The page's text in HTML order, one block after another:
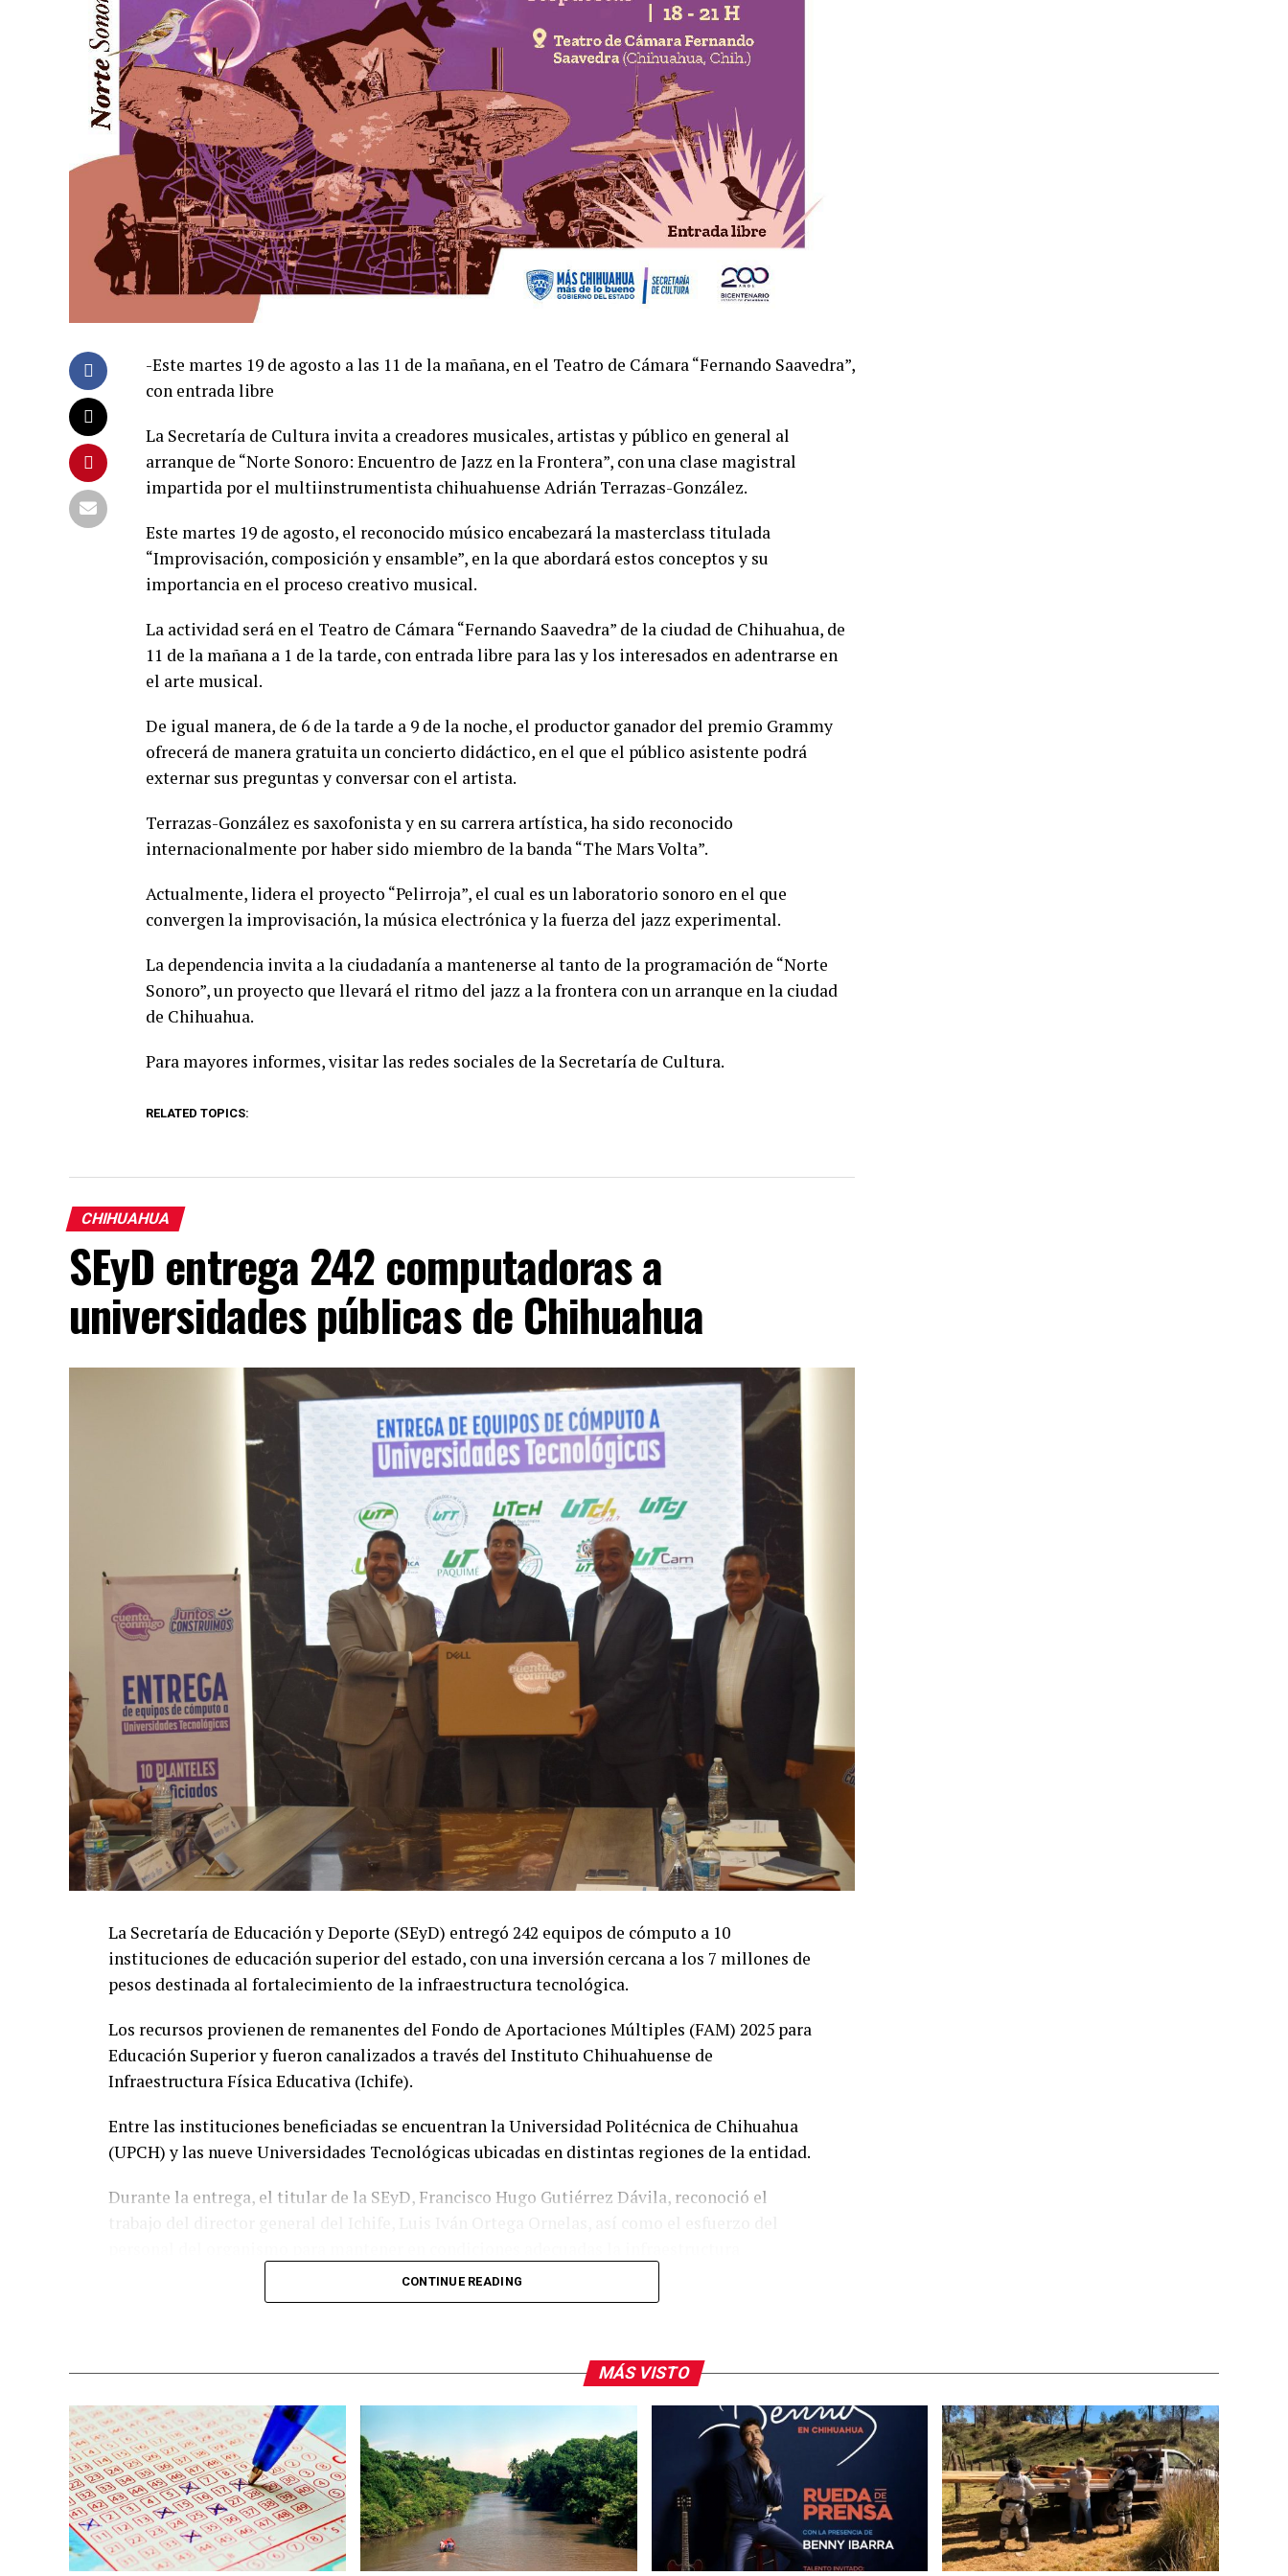
-Este martes 19 de agosto a las 11 de la mañana, en el Teatro de Cámara “Fernando Saavedra”,
con entrada libre
La Secretaría de Cultura invita a creadores musicales, artistas y público en general al
arranque de “Norte Sonoro: Encuentro de Jazz en la Frontera”, con una clase magistral
impartida por el multiinstrumentista chihuahuense Adrián Terrazas-González.
Este martes 19 de agosto, el reconocido músico encabezará la masterclass titulada
“Improvisación, composición y ensamble”, en la que abordará estos conceptos y su
importancia en el proceso creativo musical.
La actividad será en el Teatro de Cámara “Fernando Saavedra” de la ciudad de Chihuahua, de
11 de la mañana a 1 de la tarde, con entrada libre para las y los interesados en adentrarse en
el arte musical.
De igual manera, de 6 de la tarde a 9 de la noche, el productor ganador del premio Grammy
ofrecerá de manera gratuita un concierto didáctico, en el que el público asistente podrá
externar sus preguntas y conversar con el artista.
Terrazas-González es saxofonista y en su carrera artística, ha sido reconocido
internacionalmente por haber sido miembro de la banda “The Mars Volta”.
Actualmente, lidera el proyecto “Pelirroja”, el cual es un laboratorio sonoro en el que
convergen la improvisación, la música electrónica y la fuerza del jazz experimental.
La dependencia invita a la ciudadanía a mantenerse al tanto de la programación de “Norte
Sonoro”, un proyecto que llevará el ritmo del jazz a la frontera con un arranque en la ciudad
de Chihuahua.
Para mayores informes, visitar las redes sociales de la Secretaría de Cultura.
RELATED TOPICS:
CHIHUAHUA
SEyD entrega 242 computadoras a
universidades públicas de Chihuahua
La Secretaría de Educación y Deporte (SEyD) entregó 242 equipos de cómputo a 10
instituciones de educación superior del estado, con una inversión cercana a los 7 millones de
pesos destinada al fortalecimiento de la infraestructura tecnológica.
Los recursos provienen de remanentes del Fondo de Aportaciones Múltiples (FAM) 2025 para
Educación Superior y fueron canalizados a través del Instituto Chihuahuense de
Infraestructura Física Educativa (Ichife).
Entre las instituciones beneficiadas se encuentran la Universidad Politécnica de Chihuahua
(UPCH) y las nueve Universidades Tecnológicas ubicadas en distintas regiones de la entidad.
Durante la entrega, el titular de la SEyD, Francisco Hugo Gutiérrez Dávila, reconoció el
del mercado laboral.
«Fortalecer la infraestructura nos permite ofrecer herramientas tecnológicas de vanguardia,
mejorar los perfiles de egreso y responder con mayor oportunidad a las demandas del sector
productivo», expresó.
Gutiérrez Dávila agregó que, bajo la visión de la gobernadora Maru Campos, la
administración estatal trabaja de manera coordinada con rectores, directores, docentes, el
sector empresarial y la sociedad civil para impulsar políticas educativas de largo plazo que
CONTINUE READING
MÁS VISTO